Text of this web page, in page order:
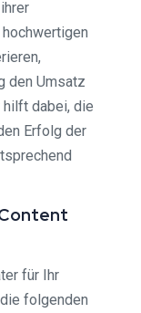
den Umsatz
hilft dabei, die
Erfolg der
für Ihr
folgenden